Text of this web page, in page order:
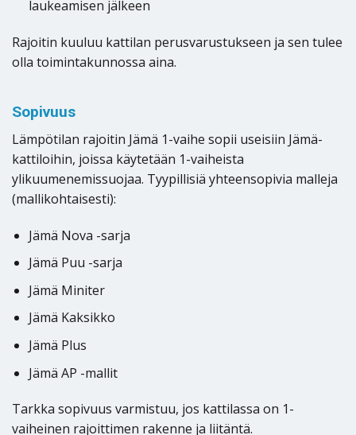
laukeamisen jälkeen
Rajoitin kuuluu kattilan perusvarustukseen ja sen tulee
olla toimintakunnossa aina.
Sopivuus
Lämpötilan rajoitin Jämä 1-vaihe sopii useisiin Jämä-
kattiloihin, joissa käytetään 1-vaiheista
ylikuumenemissuojaa. Tyypillisiä yhteensopivia malleja
(mallikohtaisesti):
Jämä Nova -sarja
Jämä Puu -sarja
Jämä Miniter
Jämä Kaksikko
Jämä Plus
Jämä AP -mallit
Tarkka sopivuus varmistuu, jos kattilassa on 1-
vaiheinen rajoittimen rakenne ja liitäntä.